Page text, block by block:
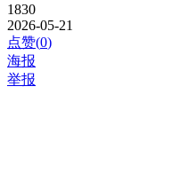
1830
2026-05-21
点赞(0)
海报
举报